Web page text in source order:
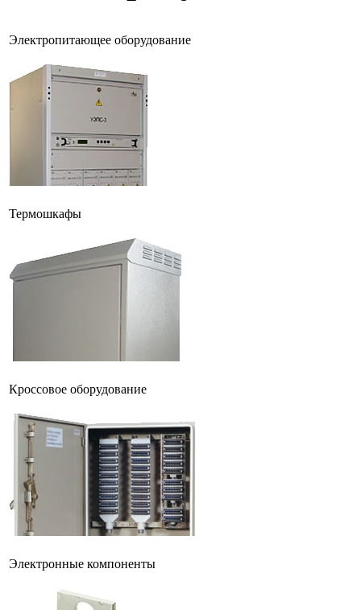
Электропитающее оборудование
Термошкафы
Кроссовое оборудование
Электронные компоненты